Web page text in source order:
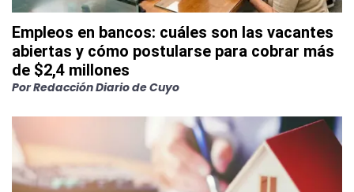
Empleos en bancos: cuáles son las vacantes
abiertas y cómo postularse para cobrar más
de $2,4 millones
PorRedacción Diario de Cuyo